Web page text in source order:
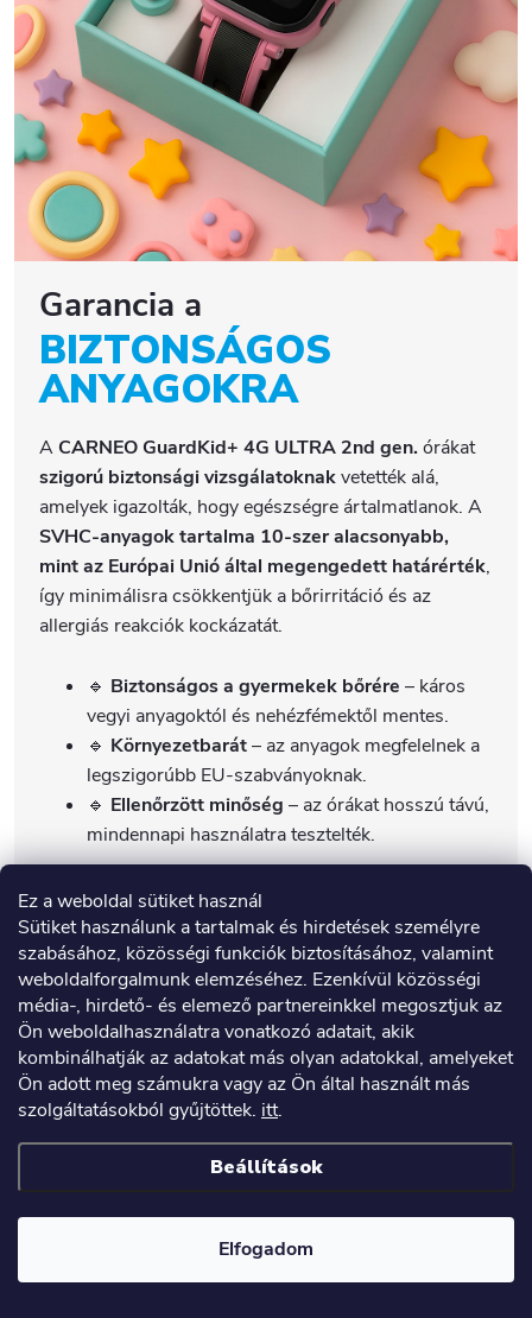
Ez a weboldal sütiket használ
Sütiket használunk a tartalmak és hirdetések személyre
szabásához, közösségi funkciók biztosításához, valamint
weboldalforgalmunk elemzéséhez. Ezenkívül közösségi
média-, hirdető- és elemező partnereinkkel megosztjuk az
Ön weboldalhasználatra vonatkozó adatait, akik
kombinálhatják az adatokat más olyan adatokkal, amelyeket
Ön adott meg számukra vagy az Ön által használt más
szolgáltatásokból gyűjtöttek. itt.
Beállítások
Elfogadom
Garancia a
BIZTONSÁGOS
ANYAGOKRA
ACARNEO GuardKid+ 4G ULTRA 2nd gen. órákat
szigorú biztonsági vizsgálatoknakvetették alá,
amelyek igazolták, hogy egészségre ártalmatlanok. A
SVHC-anyagok tartalma 10-szer alacsonyabb,
mint az Európai Unió által megengedett határérték,
így minimálisra csökkentjük a bőrirritáció és az
allergiás reakciók kockázatát.
🔹 Biztonságos a gyermekek bőrére – káros
vegyi anyagoktól és nehézfémektől mentes.
🔹 Környezetbarát– az anyagok megfelelnek a
legszigorúbb EU-szabványoknak.
🔹 Ellenőrzött minőség – az órákat hosszú távú,
mindennapi használatra tesztelték.
órákat a gyermek biztonságának, egészségének és
kényelmének szem előtt tartásával gyártották. ⌚💙